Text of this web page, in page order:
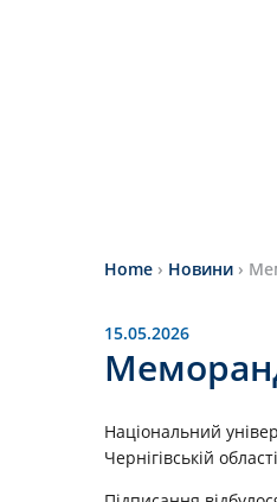
Home › Новини ›
15.05.2026
Національний
Чернігівській